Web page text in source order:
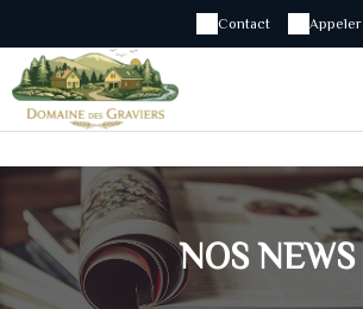
Appeler
Contact
NOS NEWS